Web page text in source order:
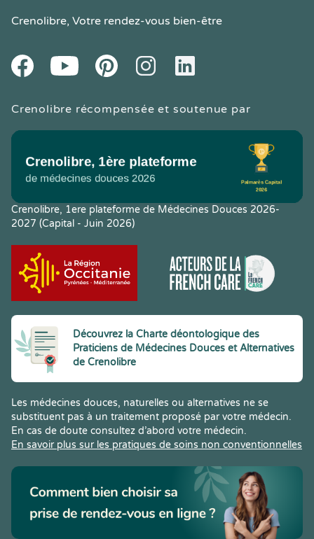
Crenolibre, Votre rendez-vous bien-être
FacebookYoutube PinteresetInstagramLinkedIn
Crenolibre récompensée et soutenue par
Crenolibre, 1ere plateforme de Médecines Douces 2026-
2027 (Capital - Juin 2026)
Découvrez la Charte déontologique des
Praticiens de Médecines Douces et Alternatives
de Crenolibre
Les médecines douces, naturelles ou alternatives ne se
substituent pas à un traitement proposé par votre médecin.
En cas de doute consultez d’abord votre médecin.
En savoir plus sur les pratiques de soins non conventionnelles